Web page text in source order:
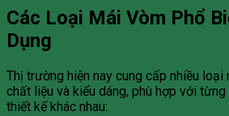
Các Loại Mái Vòm Phổ
Dụng
Thị trường hiện nay cung cấp nhiều
chất liệu và kiểu dáng, phù hợp với
thiết kế khác nhau: